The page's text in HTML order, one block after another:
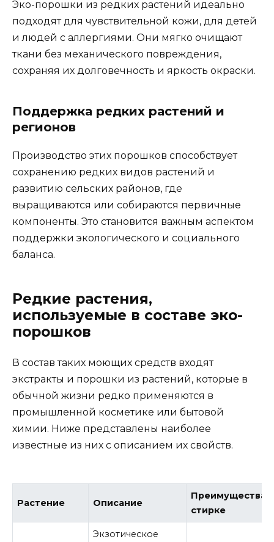
Эко-порошки из редких растений идеально
подходят для чувствительной кожи, для детей
и людей с аллергиями. Они мягко очищают
ткани без механического повреждения,
сохраняя их долговечность и яркость окраски.
Поддержка редких растений и
регионов
Производство этих порошков способствует
сохранению редких видов растений и
развитию сельских районов, где
выращиваются или собираются первичные
компоненты. Это становится важным аспектом
поддержки экологического и социального
баланса.
Редкие растения,
используемые в составе эко-
порошков
В состав таких моющих средств входят
экстракты и порошки из растений, которые в
обычной жизни редко применяются в
промышленной косметике или бытовой
химии. Ниже представлены наиболее
известные из них с описанием их свойств.
Растение Описание
Преимущества в
стирке
Экзотическое